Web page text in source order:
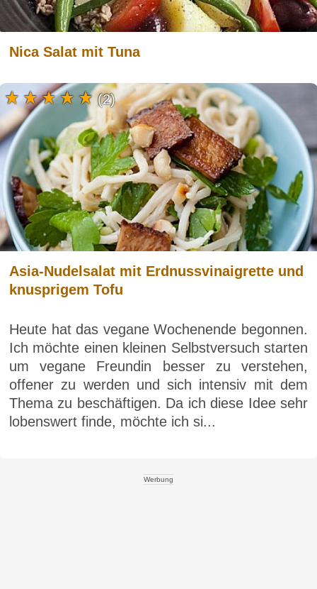
Nica Salat mit Tuna
Asia-Nudelsalat mit Erdnussvinaigrette und
knusprigem Tofu
Heute hat das vegane Wochenende begonnen.
Ich möchte einen kleinen Selbstversuch starten
um vegane Freundin besser zu verstehen,
offener zu werden und sich intensiv mit dem
Thema zu beschäftigen. Da ich diese Idee sehr
lobenswert finde, möchte ich si...
(2)
Werbung